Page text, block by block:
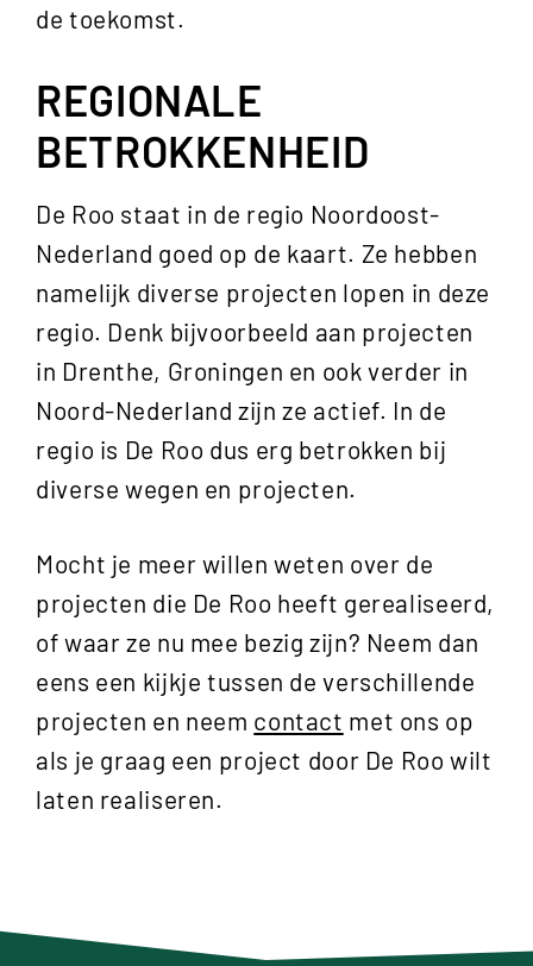
de toekomst.
REGIONALE
BETROKKENHEID
De Roo staat in de regio Noordoost-
Nederland goed op de kaart. Ze hebben
namelijk diverse projecten lopen in deze
regio. Denk bijvoorbeeld aan projecten
in Drenthe, Groningen en ook verder in
Noord-Nederland zijn ze actief. In de
regio is De Roo dus erg betrokken bij
diverse wegen en projecten.
Mocht je meer willen weten over de
projecten die De Roo heeft gerealiseerd,
of waar ze nu mee bezig zijn? Neem dan
eens een kijkje tussen de verschillende
projecten en neem contact met ons op
als je graag een project door De Roo wilt
laten realiseren.